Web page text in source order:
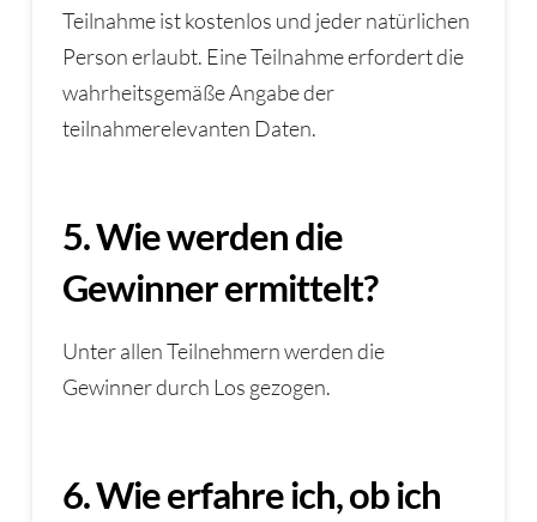
Teilnahme ist kostenlos und jeder natürlichen
Person erlaubt. Eine Teilnahme erfordert die
wahrheitsgemäße Angabe der
teilnahmerelevanten Daten.
5. Wie werden die
Gewinner ermittelt?
Unter allen Teilnehmern werden die
Gewinner durch Los gezogen.
6. Wie erfahre ich, ob ich